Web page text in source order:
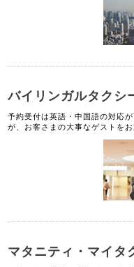
バイリンガルタクシ
予約受付は英語・中国語の対応
が、お客さまの大事なゲストをお
マタニティ・マイタ